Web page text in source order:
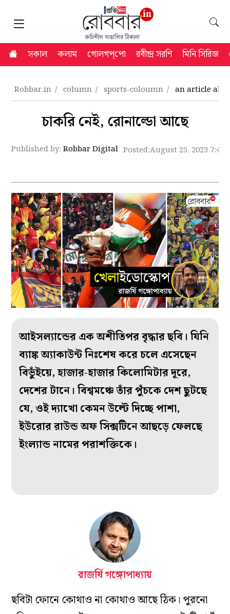
সকাল কলাম গোলগপ্‌পো রবীন্দ্র সরণি মিনি সিরিজ
Robbar.in column sports-coloumn an article
চাকরি নেই, রোনাল্ডো আছে
Published by:Robbar Digital Posted:August 25, 2023 7:48
আইসল‌্যান্ডের এক অশীতিপর বৃদ্ধার ছবি। যিনি
ব‌্যাঙ্ক অ‌্যাকাউন্ট নিঃশেষ করে চলে এসেছেন
বিভুঁইয়ে, হাজার-হাজার কিলোমিটার দূরে,
দেশের টানে। বিশ্বমঞ্চে তাঁর পুঁচকে দেশ ছুটছে
যে, ওই দ‌্যাখো কেমন উল্টে দিচ্ছে পাশা,
ইউরোর রাউন্ড অফ সিক্সটিনে আছড়ে ফেলছে
ইংল‌্যান্ড নামের পরাশক্তিকে।
রাজর্ষি গঙ্গোপাধ্যায়
ছবিটা ফোনে কোথাও না কোথাও আছে ঠিক। পুরনো